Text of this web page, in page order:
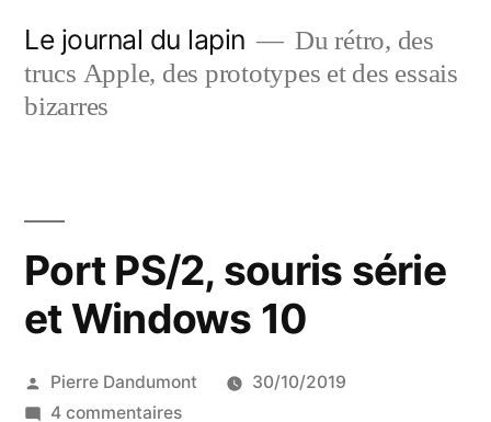
contenu
Le journal du lapin
Du rétro, des
trucs Apple, des prototypes et des essais
bizarres
Port PS/2, souris série
et Windows 10
Publié
par
Pierre Dandumont
30/10/2019
4 commentairessur